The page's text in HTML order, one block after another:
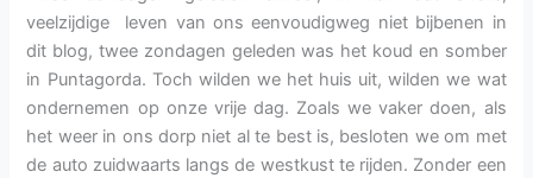
veelzijdige leven van ons eenvoudigweg niet bijbenen in
dit blog, twee zondagen geleden was het koud en somber
in Puntagorda. Toch wilden we het huis uit, wilden we wat
ondernemen op onze vrije dag. Zoals we vaker doen, als
het weer in ons dorp niet al te best is, besloten we om met
de auto zuidwaarts langs de westkust te rijden. Zonder een